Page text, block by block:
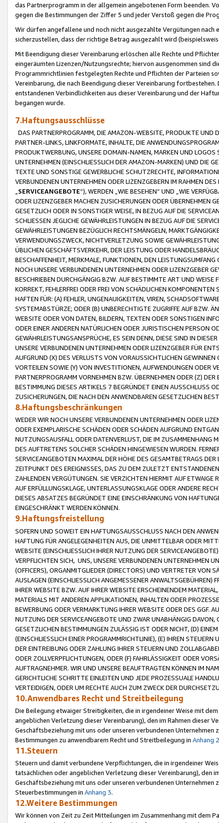
das Partnerprogramm in der allgemein angebotenen Form beenden.
gegen die Bestimmungen der Ziffer 5 und jeder Verstoß gegen die
Wir dürfen angefallene und noch nicht ausgezahlte Vergütungen
sicherzustellen, dass der richtige Betrag ausgezahlt wird
Mit Beendigung dieser Vereinbarung erlöschen alle Rechte und
eingeräumten Lizenzen/Nutzungsrechte; hiervon ausgenommen sind
Programmrichtlinien festgelegten Rechte und Pflichten der Parteien
Vereinbarung, die nach Beendigung dieser Vereinbarung
entstandenen Verbindlichkeiten aus dieser Vereinbarung und der
begangen wurde.
7.Haftungsausschlüsse
DAS PARTNERPROGRAMM, DIE AMAZON-WEBSITE, PRODUKTE UND
PARTNER-LINKS, LINKFORMATE, INHALTE, DIE
PRODUKTWERBUNG, UNSERE DOMAIN-NAMEN, MARKEN UND
UNTERNEHMEN (EINSCHLIESSLICH DER AMAZON-MARKEN) UND DIE
TEXTE UND SONSTIGE GEWERBLICHE SCHUTZRECHTE,
VERBUNDENEN UNTERNEHMEN ODER LIZENZGEBERN IM RAHMEN
SERVICEANGEBOTE“), WERDEN „WIE BESEHEN“ UND „WIE
ODER LIZENZGEBER MACHEN ZUSICHERUNGEN ODER ÜBERNEHMEN
GESETZLICH ODER IN SONSTIGER WEISE, IN BEZUG AUF DIE
SCHLIESSEN JEGLICHE GEWÄHRLEISTUNGEN IN BEZUG AUF DIE
GEWÄHRLEISTUNGEN BEZÜGLICH RECHTSMÄNGELN,
VERWENDUNGSZWECK, NICHTVERLETZUNG SOWIE
ÜBLICHEN GESCHÄFTSVERKEHR, DER LEISTUNG ODER
BESCHAFFENHEIT, MERKMALE, FUNKTIONEN, DEN
NOCH UNSERE VERBUNDENEN UNTERNEHMEN ODER LIZENZGEBER
BESCHRIEBEN DURCHGÄNGIG BZW. AUF BESTIMMTE ART UND
KORREKT, FEHLERFREI ODER FREI VON SCHÄDLICHEN
HAFTEN FÜR: (A) FEHLER, UNGENAUIGKEITEN, VIREN,
SYSTEMABSTÜRZE; ODER (B) UNBERECHTIGTE ZUGRIFFE AUF BZW.
WEBSITE ODER VON DATEN, BILDERN, TEXTEN ODER SONSTIGEN
ODER EINER ANDEREN NATÜRLICHEN ODER JURISTISCHEN PERSON
GEWÄHRLEISTUNGSANSPRÜCHE, ES SEIN DENN, DIESE SIND IN
UNSERE VERBUNDENEN UNTERNEHMEN ODER LIZENZGEBER FÜR
AUFGRUND (X) DES VERLUSTS VON VORAUSSICHTLICHEN
VORTEILEN SOWIE (Y) VON INVESTITIONEN, AUFWENDUNGEN ODER
PARTNERPROGRAMM VORNEHMEN BZW. ÜBERNEHMEN ODER (Z)
BESTIMMUNG DIESES ARTIKELS 7 BEGRÜNDET EINEN AUSSCHLUSS
ZUSICHERUNGEN, DIE NACH DEN ANWENDBAREN GESETZLICHEN
8.Haftungsbeschränkungen
WEDER WIR NOCH UNSERE VERBUNDENEN UNTERNEHMEN ODER
ODER EXEMPLARISCHE SCHÄDEN ODER SCHÄDEN AUFGRUND
NUTZUNGSAUSFALL ODER DATENVERLUST, DIE IM ZUSAMMENHANG
DES AUFTRETENS SOLCHER SCHÄDEN HINGEWIESEN WURDEN.
SERVICEANGEBOTEN MAXIMAL DER HÖHE DES GESAMTBETRAGS
ZEITPUNKT DES EREIGNISSES, DAS ZU DEM ZULETZT
ZAHLENDEN VERGÜTUNGEN. SIE VERZICHTEN HIERMIT AUF
AUF ERFÜLLUNGSKLAGE, UNTERLASSUNGSKLAGE ODER ANDERE
DIESES ABSATZES BEGRÜNDET EINE EINSCHRÄNKUNG VON
EINGESCHRÄNKT WERDEN KÖNNEN.
9.Haftungsfreistellung
SOFERN UND SOWEIT EIN HAFTUNGSAUSSCHLUSS NACH DEN
HAFTUNG FÜR ANGELEGENHEITEN AUS, DIE UNMITTELBAR ODER
WEBSITE (EINSCHLIESSLICH IHRER NUTZUNG DER
VERPFLICHTEN SICH, UNS, UNSERE VERBUNDENEN UNTERNEHMEN
(OFFICERS), ORGANMITGLIEDER (DIRECTORS) UND VERTRETER VON
AUSLAGEN (EINSCHLIESSLICH ANGEMESSENER
IHRER WEBSITE BZW. AUF IHRER WEBSITE ERSCHEINENDEM
MATERIALS MIT ANDEREN APPLIKATIONEN, INHALTEN ODER
BEWERBUNG ODER VERMARKTUNG IHRER WEBSITE ODER DES GGF.
NUTZUNG DER SERVICEANGEBOTE UND ZWAR UNABHÄNGIG
GESETZLICHEN BESTIMMUNGEN ZULÄSSIG IST ODER NICHT, (D)
(EINSCHLIESSLICH EINER PROGRAMMRICHTLINIE), (E) IHREN
DER EINTREIBUNG ODER ZAHLUNG IHRER STEUERN UND
ODER ZOLLVERPFLICHTUNGEN, ODER (F) FAHRLÄSSIGKEIT ODER
AUFTRAGNEHMER. WIR UND UNSERE BEAUFTRAGTEN KÖNNEN IM
GERICHTLICHE SCHRITTE EINLEITEN UND JEDE PROZESSUALE
VERTEIDIGEN, ODER UM RECHTE AUCH ZUM ZWECK DER
10.Anwendbares Recht und Streitbeilegung
Die Beilegung etwaiger Streitigkeiten, die in irgendeiner Weise mit
angeblichen Verletzung dieser Vereinbarung), den im Rahmen dieser
Geschäftsbeziehung mit uns oder unseren verbundenen
Bestimmungen zu anwendbarem Recht und Streitbeilegung in Anhang 2
11.Steuern
Steuern und damit verbundene Verpflichtungen, die in irgendeiner
tatsächlichen oder angeblichen Verletzung dieser Vereinbarung), den
Geschäftsbeziehung mit uns oder unseren verbundenen
Steuerbestimmungen in Anhang 3.
12.Weitere Bestimmungen
Wir können von Zeit zu Zeit Mitteilungen im Zusammenhang mit dem